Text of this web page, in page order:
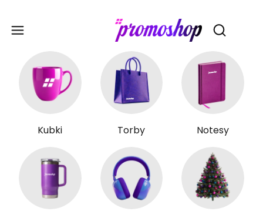
Otwórz
Kubki Torby Notesy